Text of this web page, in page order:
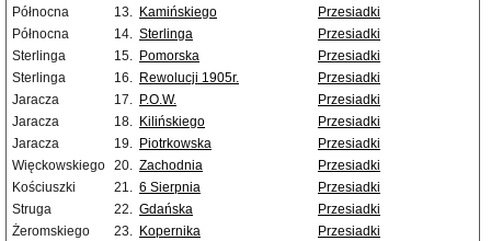
Północna
13. Kamińskiego
Przesiadki
Północna
14. Sterlinga
Przesiadki
Sterlinga
15. Pomorska
Przesiadki
Sterlinga
16. Rewolucji 1905r.
Przesiadki
Jaracza
17. P.O.W.
Przesiadki
Jaracza
18. Kilińskiego
Przesiadki
Jaracza
19. Piotrkowska
Przesiadki
Więckowskiego 20. Zachodnia
Przesiadki
Kościuszki
21. 6 Sierpnia
Przesiadki
Struga
22. Gdańska
Przesiadki
Żeromskiego
23. Kopernika
Przesiadki